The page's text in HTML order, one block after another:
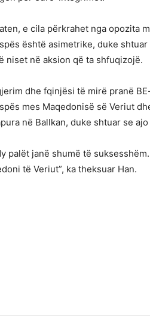
e cila përkrahet nga opozita
është asimetrike, duke
niset në aksion që ta shfuqizojë.
dhe fqinjësi të mirë pranë
mes Maqedonisë së Veriut
në Ballkan, duke shtuar se
palët janë shumë të
të Veriut”, ka theksuar Han.